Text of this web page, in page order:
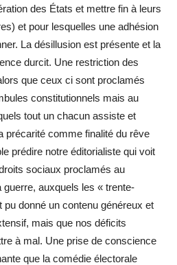
des États et mettre fin à leurs
et pour lesquelles une adhésion
La désillusion est présente et la
durcit. Une restriction des
que ceux ci sont proclamés
constitutionnels mais au
tout un chacun assiste et
précarité comme finalité du rêve
prédire notre éditorialiste qui voit
sociaux proclamés au
guerre, auxquels les « trente-
pu donné un contenu généreux et
mais que nos déficits
à mal. Une prise de conscience
que la comédie électorale